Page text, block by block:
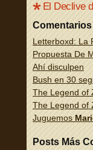
El Declive
Letterboxd: La
Propuesta De
Ahí disculpen
Bush en 30
The Legend of
The Legend of
Juguemos
Posts Más